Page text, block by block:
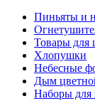
Пиньяты и
Товары для
Хлопушки
Небесные
Дым
Наборы для